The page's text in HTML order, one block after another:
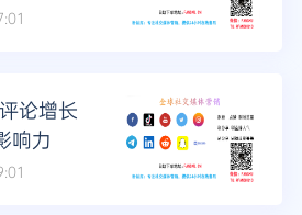
论增长
响力